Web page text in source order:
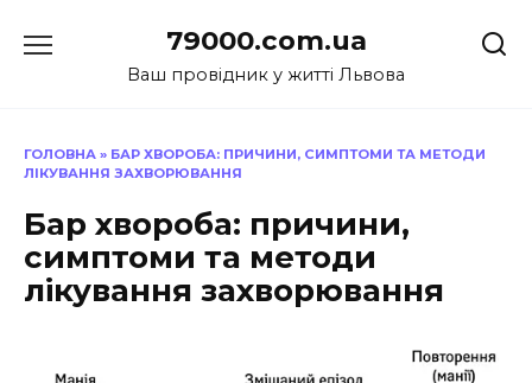
до
79000.com.ua
Ваш провідник у житті Львова
ГОЛОВНА » БАР ХВОРОБА: ПРИЧИНИ, СИМПТОМИ ТА МЕТОДИ
ЛІКУВАННЯ ЗАХВОРЮВАННЯ
Бар хвороба: причини,
симптоми та методи
лікування захворювання